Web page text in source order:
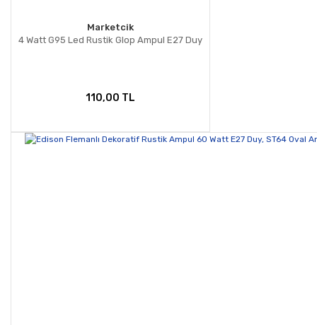
Marketcik
4 Watt G95 Led Rustik Glop Ampul E27 Duy
110,00 TL